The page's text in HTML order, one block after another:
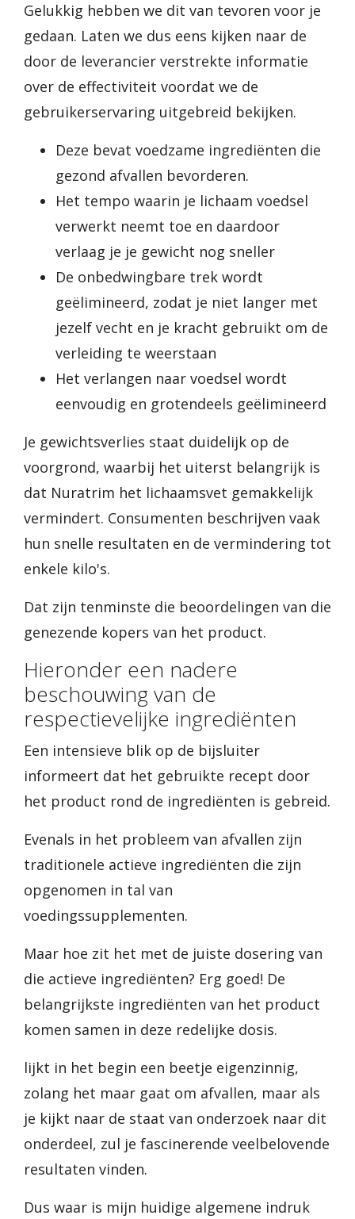
Gelukkig hebben we dit van tevoren voor je
gedaan. Laten we dus eens kijken naar de
door de leverancier verstrekte informatie
over de effectiviteit voordat we de
gebruikerservaring uitgebreid bekijken.
Deze bevat voedzame ingrediënten die
gezond afvallen bevorderen.
Het tempo waarin je lichaam voedsel
verwerkt neemt toe en daardoor
verlaag je je gewicht nog sneller
De onbedwingbare trek wordt
geëlimineerd, zodat je niet langer met
jezelf vecht en je kracht gebruikt om de
verleiding te weerstaan
Het verlangen naar voedsel wordt
eenvoudig en grotendeels geëlimineerd
Je gewichtsverlies staat duidelijk op de
voorgrond, waarbij het uiterst belangrijk is
dat Nuratrim het lichaamsvet gemakkelijk
vermindert. Consumenten beschrijven vaak
hun snelle resultaten en de vermindering tot
enkele kilo's.
Dat zijn tenminste die beoordelingen van die
genezende kopers van het product.
Hieronder een nadere
beschouwing van de
respectievelijke ingrediënten
Een intensieve blik op de bijsluiter
informeert dat het gebruikte recept door
het product rond de ingrediënten is gebreid.
Evenals in het probleem van afvallen zijn
traditionele actieve ingrediënten die zijn
opgenomen in tal van
voedingssupplementen.
Maar hoe zit het met de juiste dosering van
die actieve ingrediënten? Erg goed! De
belangrijkste ingrediënten van het product
komen samen in deze redelijke dosis.
lijkt in het begin een beetje eigenzinnig,
zolang het maar gaat om afvallen, maar als
je kijkt naar de staat van onderzoek naar dit
onderdeel, zul je fascinerende veelbelovende
resultaten vinden.
Dus waar is mijn huidige algemene indruk